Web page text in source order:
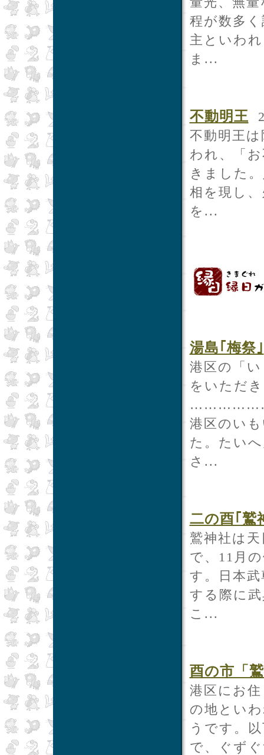
程が数多
主といわ
ま...
不動明王
不動明王
われ、「
きました
相を現し
を...
湯島｢梅祭｣
港区の「
をいただ
港区のい
た。たい
さ...
二の酉｢鷲
鷲神社は
で、11月
す。日本
する際に
こ...
酉の市「
港区にお
の地とい
うです。
で、ぐず